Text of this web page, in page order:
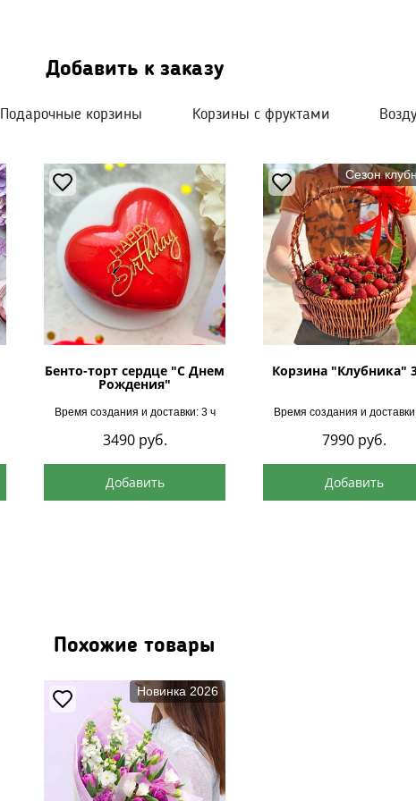
Добавить к заказу
Подарочные корзины Корзины с фруктами
Бенто-торт сердце "С Днем
Рождения"
Время создания и доставки: 3 ч
3490 руб.
Добавить
Сезон
Корзина "Клубника"
Время создания и
7990 руб.
Добавить
Похожие товары
Новинка 2026